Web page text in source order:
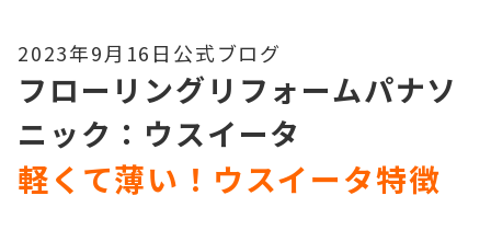
2023年9月16日 公式ブログ
フローリングリフォームパナソ
ニック：ウスイータ
軽くて薄い！ウスイータ特徴